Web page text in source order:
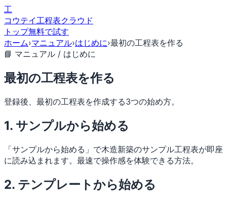
工
コウテイ工程表クラウド
トップ無料で試す
ホーム›マニュアル›はじめに›最初の工程表を作る
📘 マニュアル / はじめに
最初の工程表を作る
登録後、最初の工程表を作成する3つの始め方。
1. サンプルから始める
「サンプルから始める」で木造新築のサンプル工程表が即座
に読み込まれます。最速で操作感を体験できる方法。
2. テンプレートから始める